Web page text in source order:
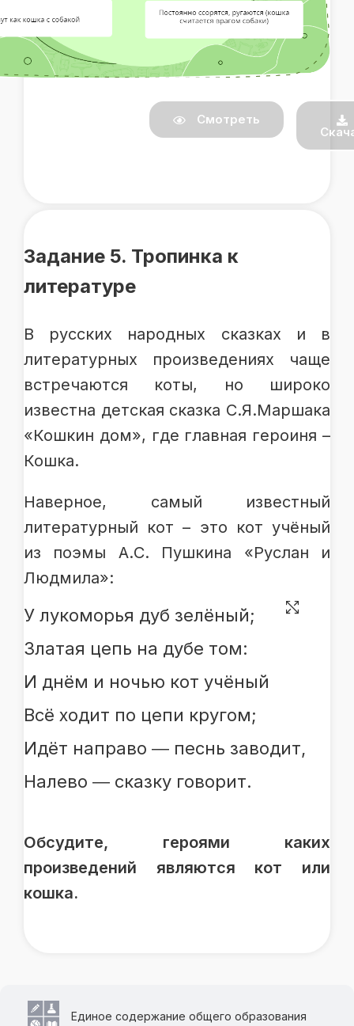
Смотреть
Задание 5. Тропинка к
литературе
В русских народных сказках и в
литературных произведениях чаще
встречаются коты, но широко
известна детская сказка С.Я.Маршака
«Кошкин дом», где главная героиня –
Кошка.
Наверное, самый известный
литературный кот – это кот учёный
из поэмы А.С. Пушкина «Руслан и
Людмила»:
У лукоморья дуб зелёный;
Златая цепь на дубе том:
И днём и ночью кот учёный
Всё ходит по цепи кругом;
Идёт направо ― песнь заводит,
Налево ― сказку говорит.
Обсудите, героями каких
произведений являются кот или
кошка.
Единое содержание общего образования